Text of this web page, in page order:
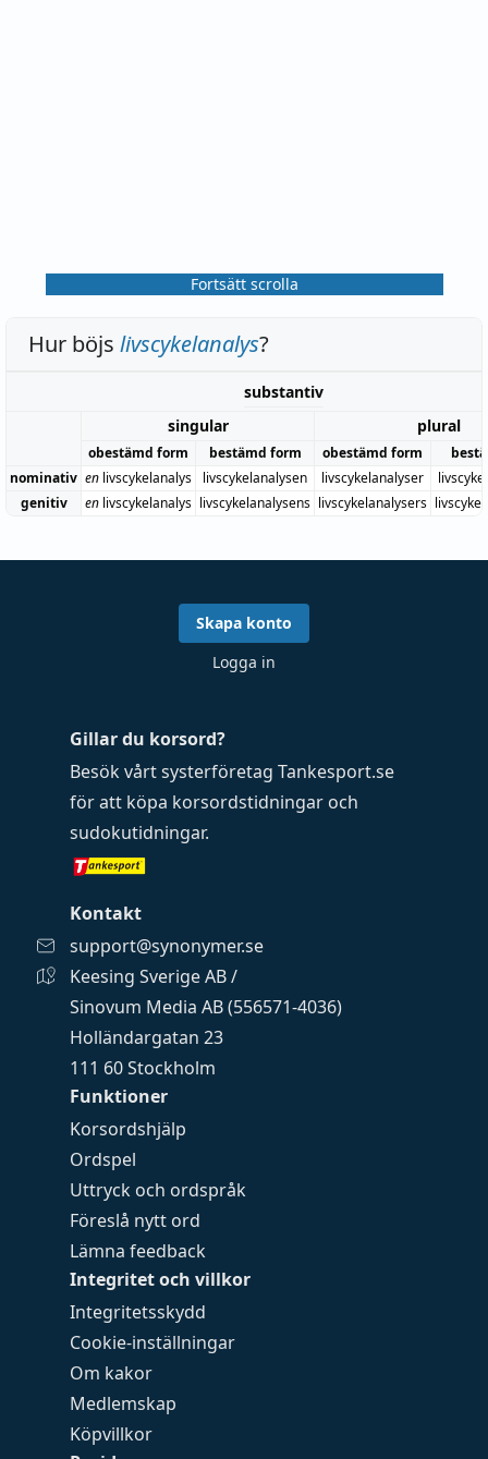
Fortsätt scrolla
Hur böjs livscykelanalys?
substantiv
singular
plural
obestämd form bestämd form obestämd form
nominativ en livscykelanalys livscykelanalysen livscykelanalyser
genitiv
en livscykelanalys livscykelanalysens livscykelanalysers
Funktioner
Korsordshjälp
Ordspel
Uttryck och ordspråk
Föreslå nytt ord
Lämna feedback
Integritet och villkor
Integritetsskydd
Cookie-inställningar
Om kakor
Medlemskap
Köpvillkor
Gillar du korsord?
Besök vårt systerföretag Tankesport.se
för att köpa korsordstidningar och
sudokutidningar.
Kontakt
support@synonymer.se
Keesing Sverige AB /
Sinovum Media AB (556571-4036)
Holländargatan 23
111 60 Stockholm
Skapa konto
Logga in